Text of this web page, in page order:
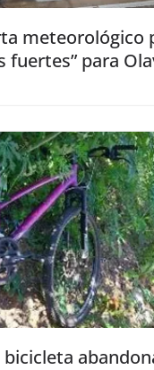
meteorológico
fuertes” para
bicicleta